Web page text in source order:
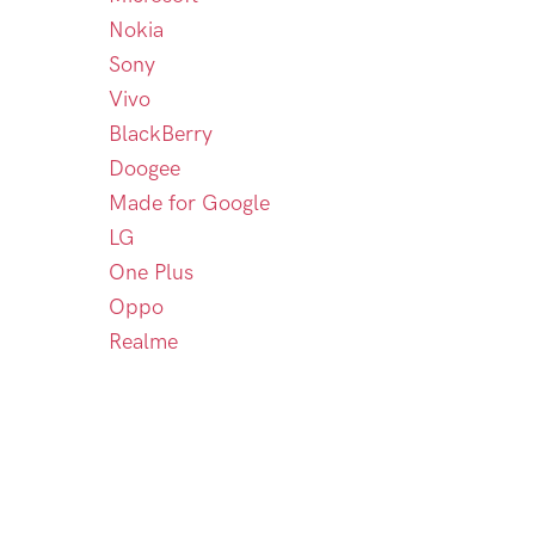
Nokia
Sony
Vivo
BlackBerry
Doogee
Made for Google
LG
One Plus
Oppo
Realme